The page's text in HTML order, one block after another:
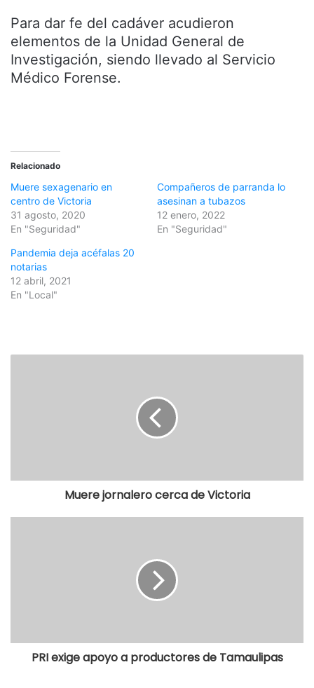
Para dar fe del cadáver acudieron
elementos de la Unidad General de
Investigación, siendo llevado al Servicio
Médico Forense.
Relacionado
Muere sexagenario en
centro de Victoria
31 agosto, 2020
En "Seguridad"
Compañeros de parranda lo
asesinan a tubazos
12 enero, 2022
En "Seguridad"
Pandemia deja acéfalas 20
notarias
12 abril, 2021
En "Local"
Muere jornalero cerca de Victoria
PRI exige apoyo a productores de Tamaulipas